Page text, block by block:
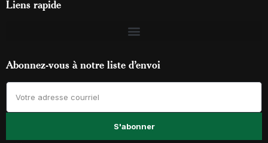
Liens rapide
Abonnez-vous à notre liste d’envoi